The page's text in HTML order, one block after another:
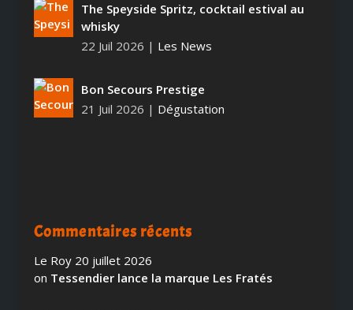
The Speyside Spritz, cocktail estival au
whisky
22 Juil 2026 | Les News
Bon Secours Prestige
21 Juil 2026 | Dégustation
Commentaires récents
Le Roy 20 juillet 2026
on Tessendier lance la marque Les Fratés